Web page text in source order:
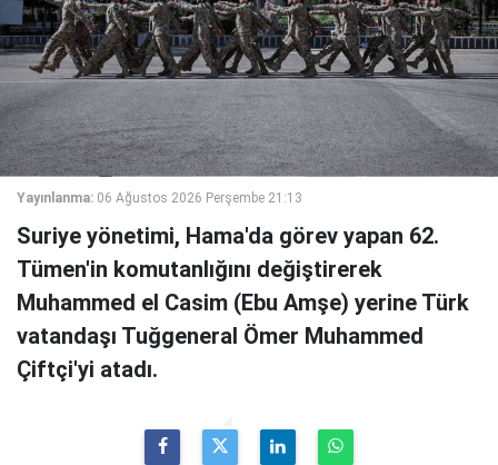
Yayınlanma: 06 Ağustos 2026 Perşembe 21:13
Suriye yönetimi, Hama'da görev yapan 62.
Tümen'in komutanlığını değiştirerek
Muhammed el Casim (Ebu Amşe) yerine Türk
vatandaşı Tuğgeneral Ömer Muhammed
Çiftçi'yi atadı.